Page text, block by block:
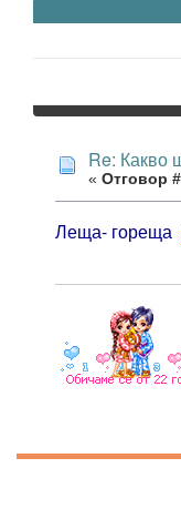
Re: Какво
« Отговор
Леща- гореща